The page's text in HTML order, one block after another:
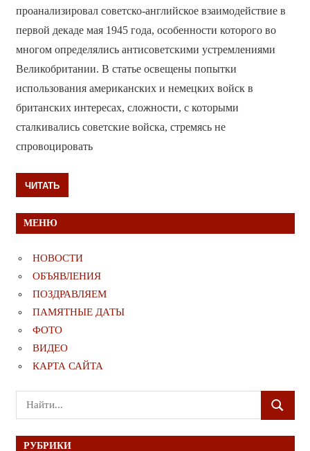
проанализировал советско-английское взаимодействие в
первой декаде мая 1945 года, особенности которого во
многом определялись антисоветскими устремлениями
Великобритании. В статье освещены попытки
использования американских и немецких войск в
британских интересах, сложности, с которыми
сталкивались советские войска, стремясь не
спровоцировать
ЧИТАТЬ
МЕНЮ
НОВОСТИ
ОБЪЯВЛЕНИЯ
ПОЗДРАВЛЯЕМ
ПАМЯТНЫЕ ДАТЫ
ФОТО
ВИДЕО
КАРТА САЙТА
Поиск
для:
ПОИСК
РУБРИКИ